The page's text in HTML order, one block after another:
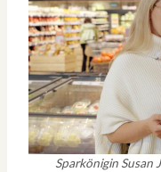
Sparkönigin Susan